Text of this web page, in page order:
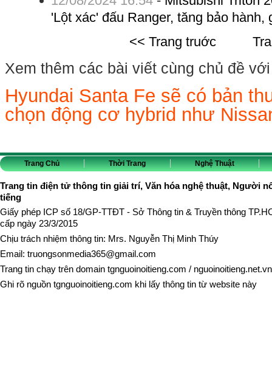
'Lột xác' đấu Ranger, tăng bảo
<< Trang truớc
Xem thêm các bài viết cùng chủ đề
Hyundai Santa Fe sẽ có bản
chọn động cơ hybrid như
Trang Chủ Thời Trang Nghệ Thuật
Trang tin điện tử thông tin giải trí, Văn hóa nghệ thuật, Người
tiếng
Giấy phép ICP số 18/GP-TTĐT - Sở Thông tin & Truyền thông
cấp ngày 23/3/2015
Chịu trách nhiệm thông tin: Mrs. Nguyễn Thị Minh Thúy
Email: truongsonmedia365@gmail.com
Trang tin chạy trên domain tgnguoinoitieng.com / nguoinoitieng.net.vn
Ghi rõ nguồn tgnguoinoitieng.com khi lấy thông tin từ website này